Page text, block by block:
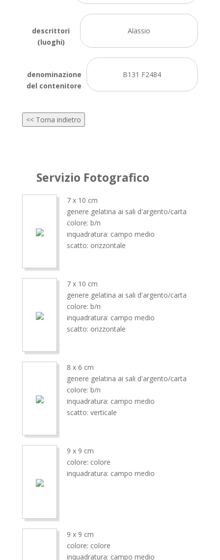
descrittori
(luoghi)
Alassio
denominazione
del contenitore
B131 F2484
<< Torna indietro
Servizio Fotografico
7 x 10 cm
genere gelatina ai sali d'argento/carta
colore: b/n
inquadratura: campo medio
scatto: orizzontale
7 x 10 cm
genere gelatina ai sali d'argento/carta
colore: b/n
inquadratura: campo medio
scatto: orizzontale
8 x 6 cm
genere gelatina ai sali d'argento/carta
colore: b/n
inquadratura: campo medio
scatto: verticale
9 x 9 cm
colore: colore
inquadratura: campo medio
9 x 9 cm
colore: colore
inquadratura: campo medio